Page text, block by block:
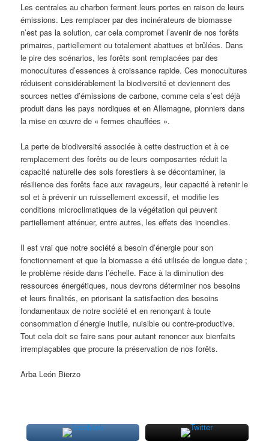
Les centrales au charbon ferment leurs portes en raison de leurs
émissions. Les remplacer par des incinérateurs de biomasse
n’est pas la solution, car cela compromet l’avenir de nos forêts
primaires, partiellement ou totalement abattues et brûlées. Dans
le pire des scénarios, les forêts sont remplacées par des
monocultures d’essences à croissance rapide. Ces monocultures
réduisent considérablement la biodiversité et deviennent des
sources nettes d’émissions de carbone, comme cela s’est déjà
produit dans les pays nordiques et en Allemagne, pionniers dans
la mise en œuvre de « fermes chauffées ».
La perte de biodiversité associée à cette destruction et à ce
remplacement des forêts ou de leurs composantes réduit la
capacité naturelle des sols forestiers à se décontaminer, la
résilience des forêts face aux ravageurs, leur capacité à retenir le
sol et à prévenir un ruissellement excessif, et modifie les
conditions microclimatiques de la végétation qui peuvent
partiellement atténuer, entre autres, les effets des incendies.
Il est vrai que notre société a besoin d’énergie pour son
fonctionnement et que la biomasse a été utilisée de longue date ;
le problème réside dans l’échelle. Face à la diminution des
ressources énergétiques, nous devrons déterminer nos besoins
et leurs finalités, en priorisant la satisfaction des besoins
fondamentaux de notre société et en renonçant à toute
consommation d’énergie inutile, nuisible ou contre-productive.
Tout cela doit se faire sans pour autant renoncer aux bienfaits
irremplaçables que procure la préservation de nos forêts.
Arba León Bierzo